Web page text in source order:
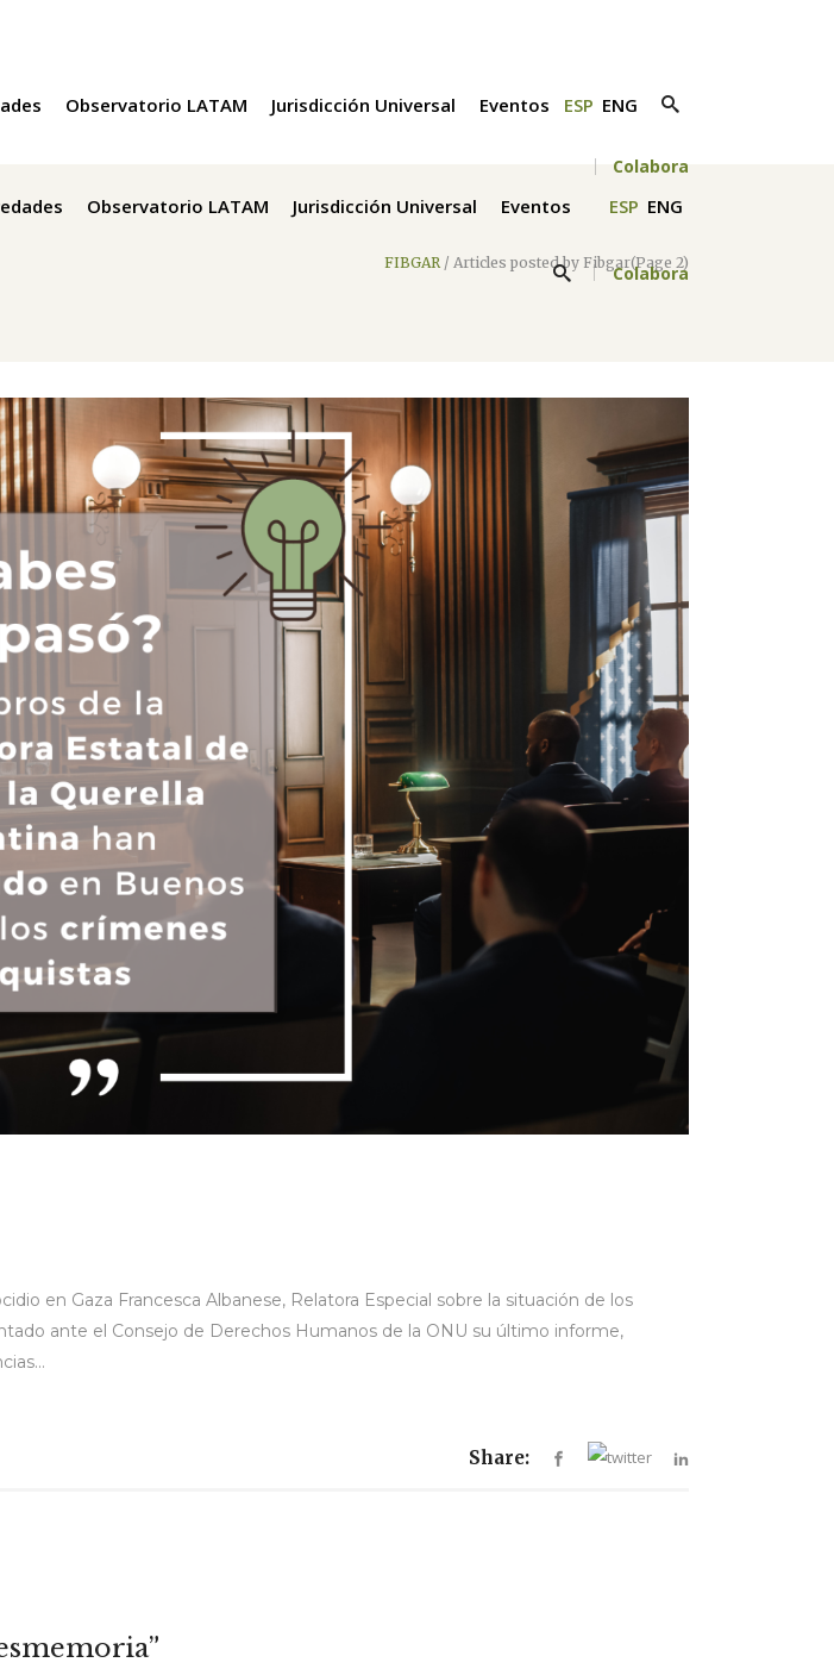
Observatorio LATAM Jurisdicción Universal Eventos ESP ENG
Colabora
Observatorio LATAM Jurisdicción Universal Eventos ESP ENG
Colabora
FIBGAR / Articles posted by Fibgar(Page 2)
en Gaza Francesca Albanese, Relatora Especial sobre la situación de los
ante el Consejo de Derechos Humanos de la ONU su último informe,
Share: